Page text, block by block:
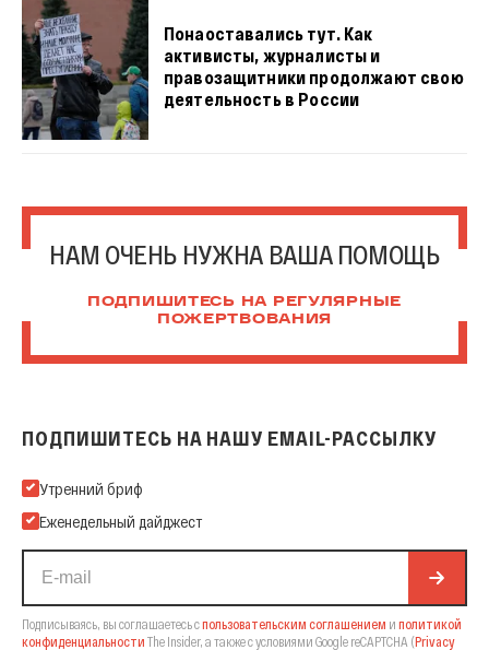
Понаоставались тут. Как
активисты, журналисты и
правозащитники продолжают свою
деятельность в России
НАМ ОЧЕНЬ НУЖНА ВАША ПОМОЩЬ
ПОДПИШИТЕСЬ НА РЕГУЛЯРНЫЕ
ПОЖЕРТВОВАНИЯ
ПОДПИШИТЕСЬ НА НАШУ EMAIL-РАССЫЛКУ
Подпишитесь на нашу Email-рассылку
Утренний бриф
Еженедельный дайджест
Подписываясь, вы соглашаетесь спользовательским соглашением и политикой
конфиденциальности The Insider, а также с условиями Google reCAPTCHA (Privacy